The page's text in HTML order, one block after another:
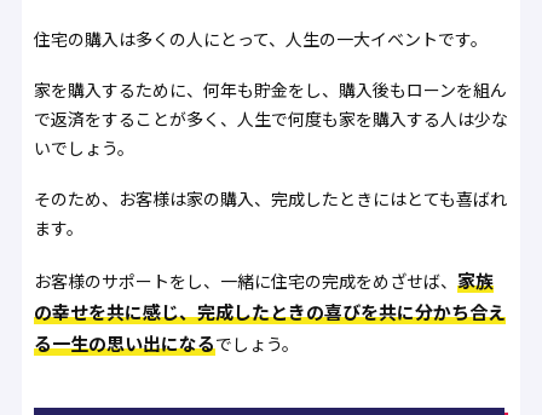
住宅の購入は多くの人にとって、人生の一大イベントです。
家を購入するために、何年も貯金をし、購入後もローンを組ん
で返済をすることが多く、人生で何度も家を購入する人は少な
いでしょう。
そのため、お客様は家の購入、完成したときにはとても喜ばれ
ます。
お客様のサポートをし、一緒に住宅の完成をめざせば、 家族
の幸せを共に感じ、完成したときの喜びを共に分かち合え
る一生の思い出になるでしょう。